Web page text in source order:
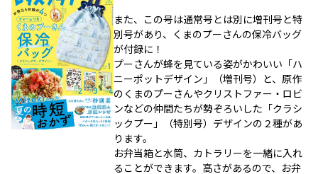
また、この号は通常号とは別に増刊号と特
別号があり、くまのプーさんの保冷バッグ
が付録に！
プーさんが蜂を見ている姿がかわいい「ハ
ニーポットデザイン」（増刊号）と、原作
のくまのプーさんやクリストファー・ロビ
ンなどの仲間たちが勢ぞろいした「クラシ
ックプー」（特別号）デザインの２種があ
ります。
お弁当箱と水筒、カトラリーを一緒に入れ
ることができます。高さがあるので、お弁